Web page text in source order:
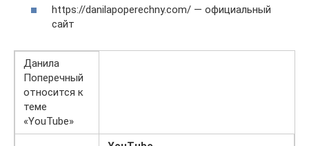
https://danilapoperechny.com/ — официальный
сайт
Данила
Поперечный
относится к
теме
«YouTube»